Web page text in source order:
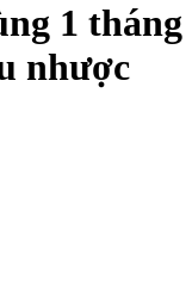
1 tháng
nhược